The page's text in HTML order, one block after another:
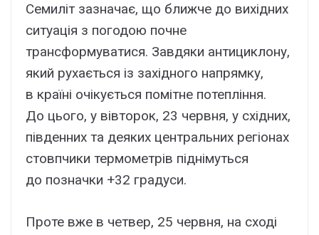
Семиліт зазначає, що ближче до вихідних
ситуація з погодою почне
трансформуватися. Завдяки антициклону,
який рухається із західного напрямку,
в країні очікується помітне потепління.
До цього, у вівторок, 23 червня, у східних,
південних та деяких центральних регіонах
стовпчики термометрів піднімуться
до позначки +32 градуси.
Проте вже в четвер, 25 червня, на сході